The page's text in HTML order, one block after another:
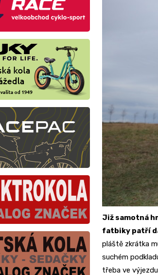
Již samotná
fatbiky patří
pláště zkrátka
suchém
třeba ve